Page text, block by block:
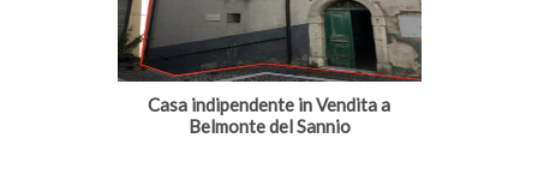
Casa indipendente in Vendita a
Belmonte del Sannio